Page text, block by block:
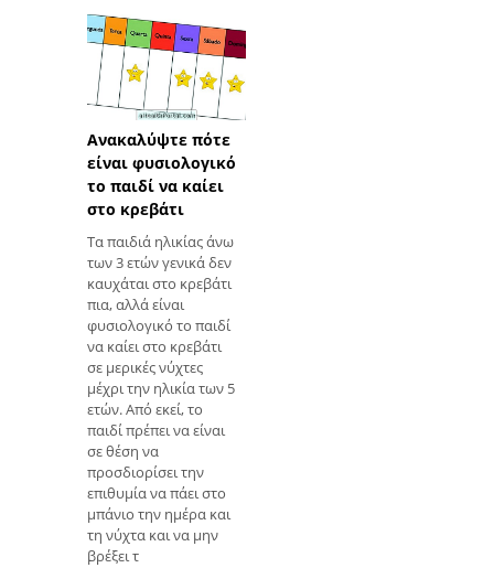
να γίνει με τα χέρια
σας είτε με απλή ή
διπλή ηλεκτρική ή
χειροκίνητη βόμβα,
ανάλογα με το πόσο
συχνά θέλ
Ανακαλύψτε πότε
είναι φυσιολογικό
το παιδί να καίει
στο κρεβάτι
Τα παιδιά ηλικίας άνω
των 3 ετών γενικά δεν
καυχάται στο κρεβάτι
πια, αλλά είναι
φυσιολογικό το παιδί
να καίει στο κρεβάτι
σε μερικές νύχτες
μέχρι την ηλικία των 5
ετών. Από εκεί, το
παιδί πρέπει να είναι
σε θέση να
προσδιορίσει την
επιθυμία να πάει στο
μπάνιο την ημέρα και
τη νύχτα και να μην
βρέξει τ